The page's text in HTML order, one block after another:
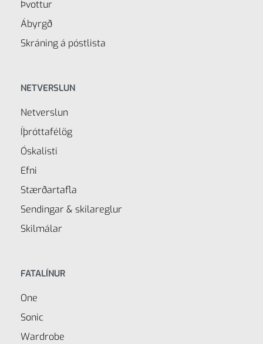
Þvottur
Ábyrgð
Skráning á póstlista
NETVERSLUN
Netverslun
Íþróttafélög
Óskalisti
Efni
Stærðartafla
Sendingar & skilareglur
Skilmálar
FATALÍNUR
One
Sonic
Wardrobe